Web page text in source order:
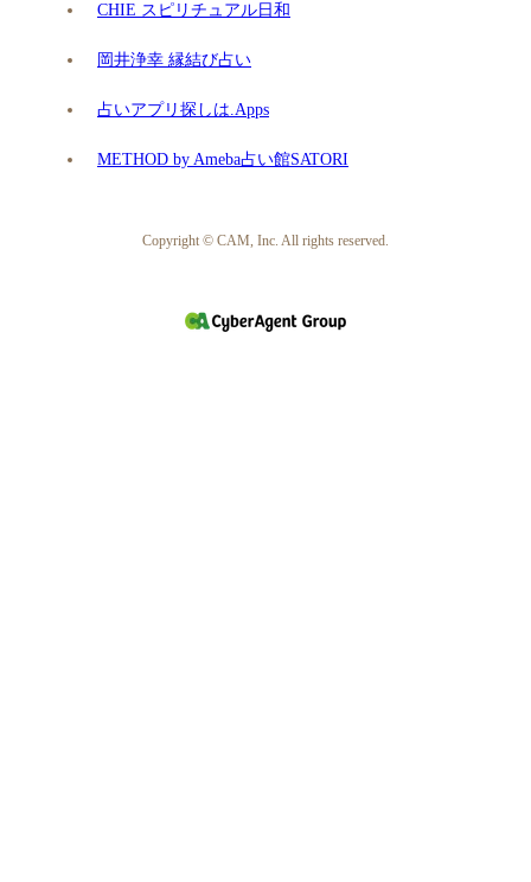
CHIE スピリチュアル日和
岡井浄幸 縁結び占い
占いアプリ探しは.Apps
METHOD by Ameba占い館SATORI
Copyright © CAM, Inc. All rights reserved.